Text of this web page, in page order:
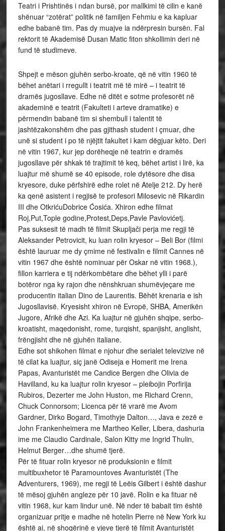
Teatri i Prishtinës i ndan bursë, por mallkimi të cilin e kanë
shënuar “zotërat” politik në familjen Fehmiu e ka kapluar
edhe babanë tim. Pas dy muajve ia ndërpresin bursën. Fal
rektorit të Akademisë Dusan Matic fiton shkollimin deri në
fund të studimeve.
Shpejt e mëson gjuhën serbo-kroate, që në vitin 1960 të
bëhet anëtari i rregullt i teatrit më të mirë – i teatrit të
dramës jugosllave. Edhe në ditët e sotme profesorët në
akademinë e teatrit (Fakulteti i arteve dramatike) e
përmendin babanë tim si shembull i talentit të
jashtëzakonshëm dhe pas gjithash student i çmuar, dhe
unë si student i po të njëjtit fakultet i kam dëgjuar këto. Deri
në vitin 1967, kur jep dorëheqje në teatrin e dramës
jugosllave për shkak të trajtimit të keq, bëhet artist i lirë, ka
luajtur më shumë se 40 episode, role dytësore dhe disa
kryesore, duke përfshirë edhe rolet në Atelje 212. Dy herë
ka qenë asistent i regjisë te profesori Milosevic në Rikardin
III dhe OtkrićuDobrice Ćosića. Xhiron edhe filmat
Roj,Put,Tople godine,Protest,Deps,Pavle Pavlovićetj.
Pas suksesit të madh të filmit Skupljači perja me regji të
Aleksander Petrovicit, ku luan rolin kryesor – Beli Bor (filmi
është lauruar me dy çmime në festivalin e filmit Cannes në
vitin 1967 dhe është nominuar për Oskar në vitin 1968.),
fillon karriera e tij ndërkombëtare dhe bëhet ylli i parë
botëror nga ky rajon dhe nënshkruan shumëvjeçare me
producentin italian Dino de Laurentis. Bëhët krenaria e ish
Jugosllavisë. Kryesisht xhiron në Evropë, SHBA, Amerikën
Jugore, Afrikë dhe Azi. Ka luajtur në gjuhën shqipe, serbo-
kroatisht, maqedonisht, rome, turqisht, spanjisht, anglisht,
frëngjisht dhe në gjuhën italiane.
Edhe sot shikohen filmat e njohur dhe serialet televizive në
të cilat ka luajtur, siç janë Odiseja e Homerit me Irena
Papas, Avanturistët me Candice Bergen dhe Olivia de
Havilland, ku ka luajtur rolin kryesor – pleibojin Porfirija
Rubiros, Dezerter me John Huston, me Richard Crenn,
Chuck Connorsom; Licenca për të vrarë me Avom
Gardner, Dirko Bogard, Timothyje Dalton…, Java e zezë e
John Frankenheimera me Martheo Keller, Libera, dashuria
ime me Claudio Cardinale, Salon Kitty me Ingrid Thulin,
Helmut Berger…dhe shumë tjerë.
Për të fituar rolin kryesor në produksionin e filmit
multibuxhetor të Paramountoves Avanturistët (The
Adventurers, 1969), me regji të Leëis Gilbert i është dashur
të mësoj gjuhën angleze për 10 javë. Rolin e ka fituar në
vitin 1968, kur kam lindur unë. Në nder të babait tim është
organizuar pritje e madhe në hotelin Pierre në New York ku
është ai, në shoqërinë e yjeve tjerë të filmit Avanturistët